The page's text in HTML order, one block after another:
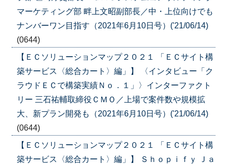
マーケティング部 畔上文昭副部長／中・上位向けでも
ナンバーワン目指す（2021年6月10日号）('21/06/14)
(0644)
【ＥＣソリューションマップ２０２１ 「ＥＣサイト構
築サービス〈総合カート〉編」】 〈インタビュー「ク
ラウドＥＣで構築実績Ｎｏ．１」〉インターファクト
リー 三石祐輔取締役ＣＭＯ／上場で案件数や規模拡
大、新プラン開発も（2021年6月10日号）('21/06/14)
(0644)
【ＥＣソリューションマップ２０２１ 「ＥＣサイト構
築サービス〈総合カート〉編」】 Ｓｈｏｐｉｆｙ Ｊａ